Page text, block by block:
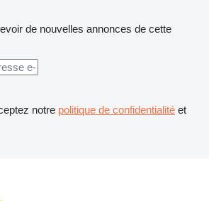
de nouvelles annonces de cette
notre politique de confidentialité et